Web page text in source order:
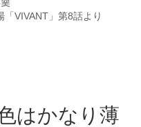
VIVANT」第8話より
はかなり薄